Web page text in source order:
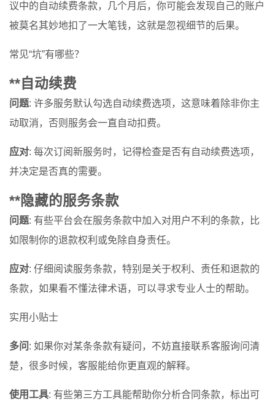
议中的自动续费条款，几个月后，你可能会发现自己的账户
被莫名其妙地扣了一大笔钱，这就是忽视细节的后果。
常见“坑”有哪些？
**自动续费
问题: 许多服务默认勾选自动续费选项，这意味着除非你主
动取消，否则服务会一直自动扣费。
应对: 每次订阅新服务时，记得检查是否有自动续费选项，
并决定是否真的需要。
**隐藏的服务条款
问题: 有些平台会在服务条款中加入对用户不利的条款，比
如限制你的退款权利或免除自身责任。
应对: 仔细阅读服务条款，特别是关于权利、责任和退款的
条款，如果看不懂法律术语，可以寻求专业人士的帮助。
实用小贴士
多问 : 如果你对某条条款有疑问，不妨直接联系客服询问清
楚，很多时候，客服能给你更直观的解释。
使用工具: 有些第三方工具能帮助你分析合同条款，标出可